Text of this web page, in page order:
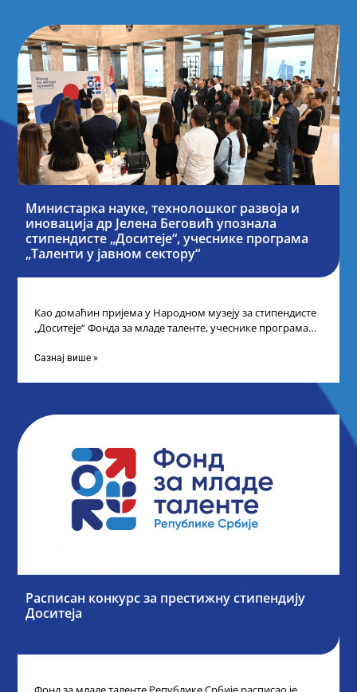
Министарка науке, технолошког развоја и
иновација др Јелена Беговић упознала
стипендисте „Доситеје“, учеснике програма
„Таленти у јавном сектору“
Као домаћин пријема у Народном музеју за стипендисте
„Доситеје“ Фонда за младе таленте, учеснике програма
Сазнај више »
Расписан конкурс за престижну стипендију
Доситеја